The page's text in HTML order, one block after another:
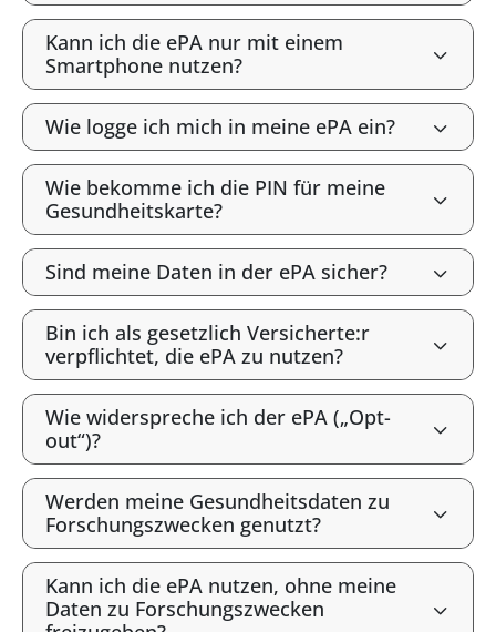
Kann ich die ePA nur mit einem
Smartphone nutzen?
Wie logge ich mich in meine ePA ein?
Wie bekomme ich die PIN für meine
Gesundheitskarte?
Sind meine Daten in der ePA sicher?
Bin ich als gesetzlich Versicherte:r
verpflichtet, die ePA zu nutzen?
Wie widerspreche ich der ePA („Opt-
out“)?
Werden meine Gesundheitsdaten zu
Forschungszwecken genutzt?
Kann ich die ePA nutzen, ohne meine
Daten zu Forschungszwecken